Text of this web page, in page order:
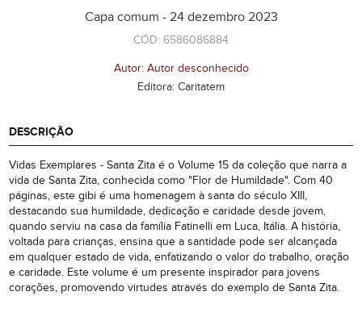
Capa comum - 24 dezembro 2023
CÓD: 6586086884
Autor: Autor desconhecido
Editora: Caritatem
DESCRIÇÃO
Vidas Exemplares - Santa Zita é o Volume 15 da coleção que narra a
vida de Santa Zita, conhecida como "Flor de Humildade". Com 40
páginas, este gibi é uma homenagem à santa do século XIII,
destacando sua humildade, dedicação e caridade desde jovem,
quando serviu na casa da família Fatinelli em Luca, Itália. A história,
voltada para crianças, ensina que a santidade pode ser alcançada
em qualquer estado de vida, enfatizando o valor do trabalho, oração
e caridade. Este volume é um presente inspirador para jovens
corações, promovendo virtudes através do exemplo de Santa Zita.